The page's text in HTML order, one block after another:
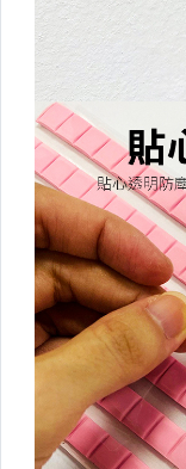
浴室用品
▼外出旅行▼
雨具/除溼商品
分裝瓶/牙刷盒
行李箱週邊/出國用品
汽機車百貨
露營用品
▼美容小物▼
美髮工具